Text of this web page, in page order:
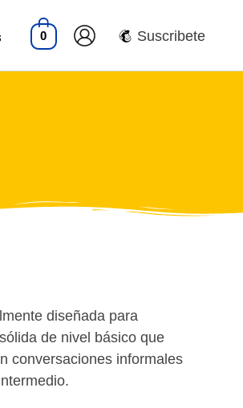
0 Suscribete
diseñada para
de nivel básico que
conversaciones informales